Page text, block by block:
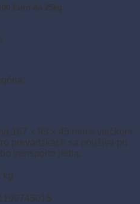
Euro do 25kg
167 × 93 × 45 mm s viečkom
prevádzkach sa používa pri
transporte jedla.
kg